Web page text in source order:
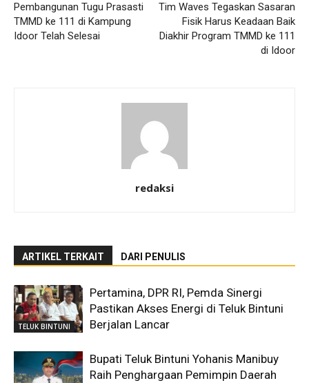
Pembangunan Tugu Prasasti
TMMD ke 111 di Kampung
Idoor Telah Selesai
Tim Waves Tegaskan Sasaran
Fisik Harus Keadaan Baik
Diakhir Program TMMD ke 111
di Idoor
redaksi
ARTIKEL TERKAIT DARI PENULIS
TELUK BINTUNI
Pertamina, DPR RI, Pemda Sinergi
Pastikan Akses Energi di Teluk Bintuni
Berjalan Lancar
Bupati Teluk Bintuni Yohanis Manibuy
Raih Penghargaan Pemimpin Daerah